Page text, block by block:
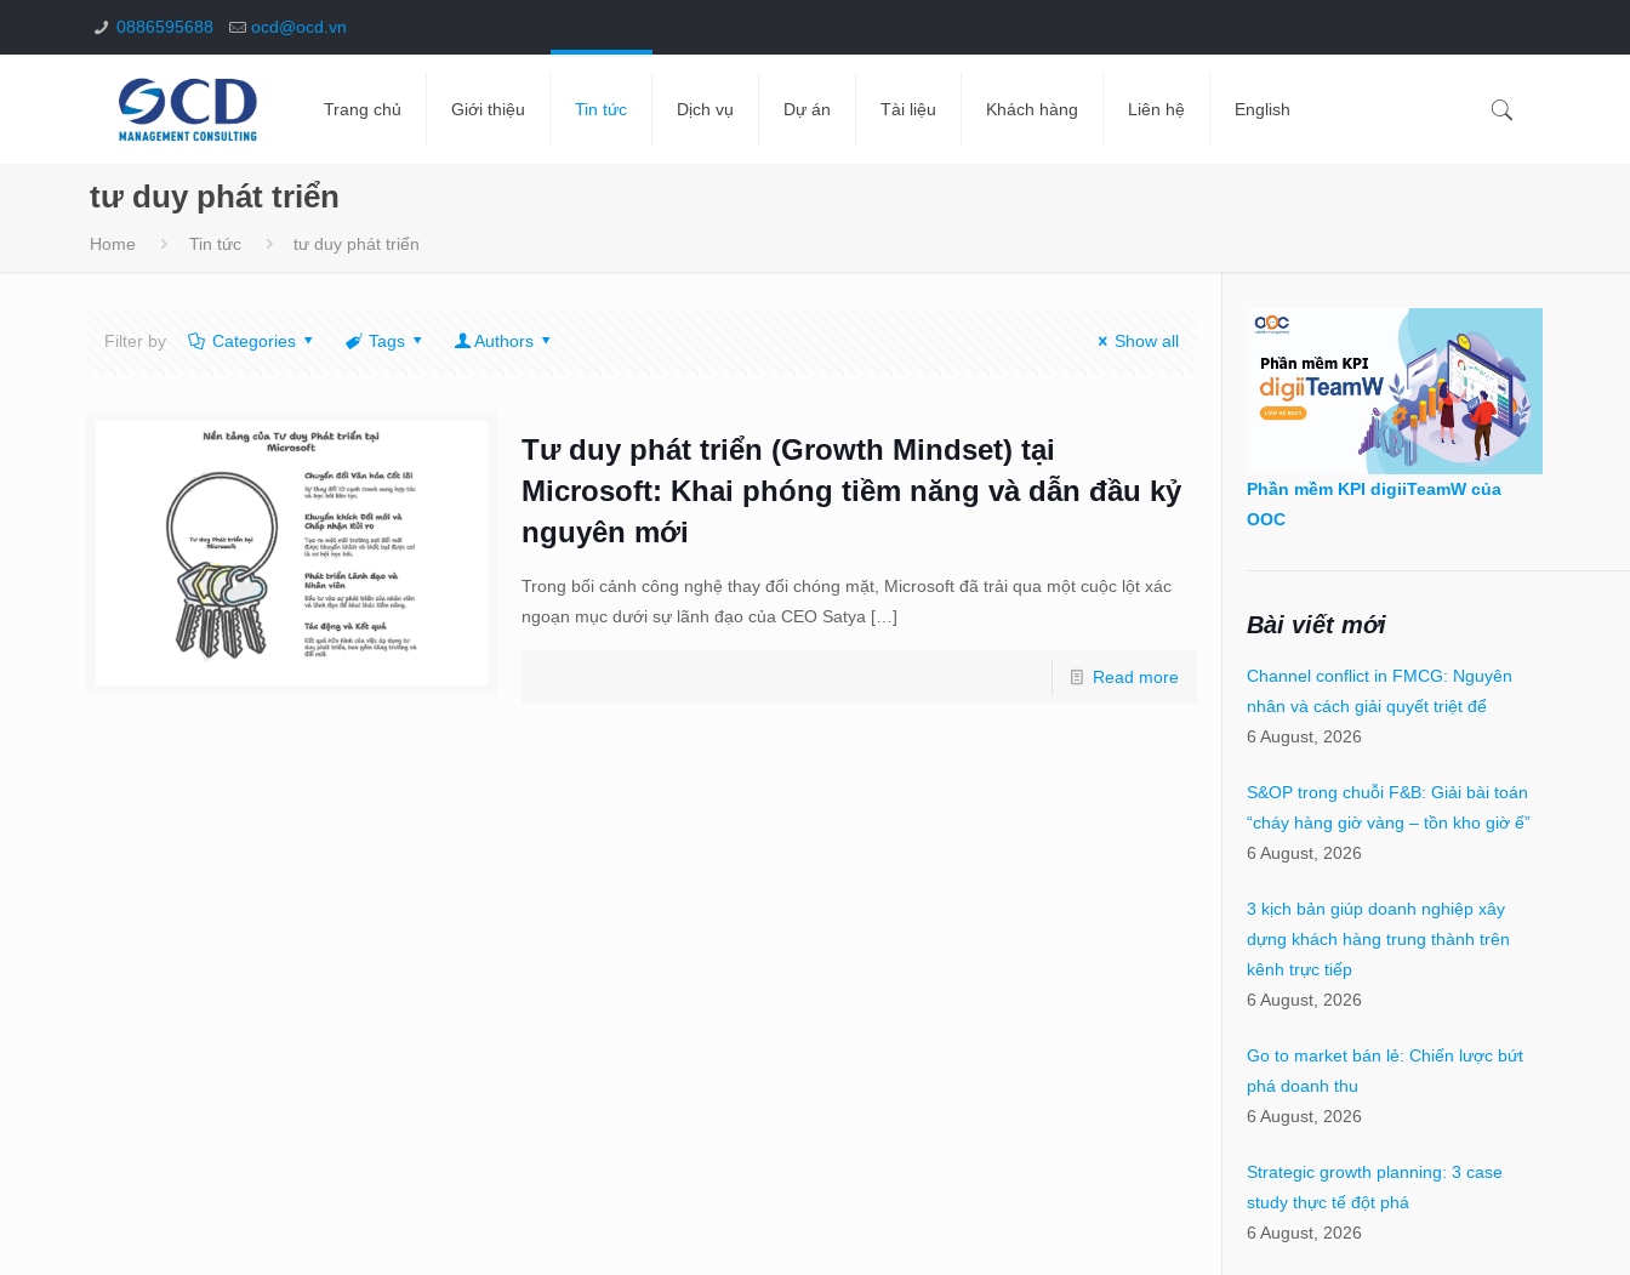
0886595688 ocd@ocd.vn
Trang chủ Giới thiệu Tin tức Dịch vụ Dự án Tài liệu Khách hàng Liên hệ English
tư duy phát triển
Home Tin tức tư duy phát triển
Filter by Categories Tags Authors Show all
Tư duy phát triển (Growth Mindset) tại
Microsoft: Khai phóng tiềm năng và dẫn đầu kỷ
nguyên mới
Trong bối cảnh công nghệ thay đổi chóng mặt, Microsoft đã trải qua một cuộc lột xác
ngoạn mục dưới sự lãnh đạo của CEO Satya […]
Read more
Phần mềm KPI digiiTeamW của
OOC
Bài viết mới
Channel conflict in FMCG: Nguyên
nhân và cách giải quyết triệt để
6 August, 2026
S&OP trong chuỗi F&B: Giải bài toán
“cháy hàng giờ vàng – tồn kho giờ ế”
6 August, 2026
3 kịch bản giúp doanh nghiệp xây
dựng khách hàng trung thành trên
kênh trực tiếp
6 August, 2026
Go to market bán lẻ: Chiến lược bứt
phá doanh thu
6 August, 2026
Strategic growth planning: 3 case
study thực tế đột phá
6 August, 2026